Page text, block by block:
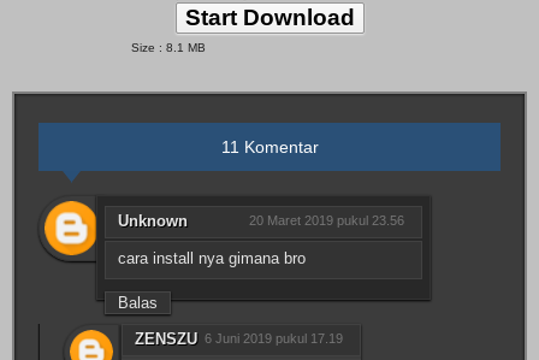
Start Download
Size : 8.1 MB
11 Komentar
Unknown 20 Maret 2019 pukul 23.56
cara install nya gimana bro
Balas
ZENSZU 6 Juni 2019 pukul 17.19